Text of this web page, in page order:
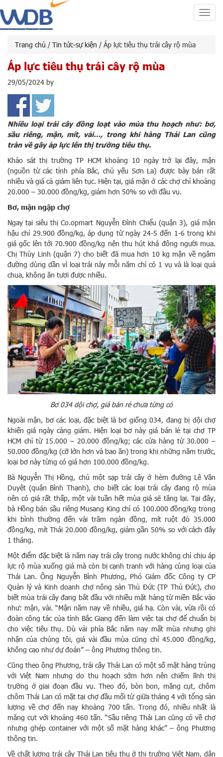
Trang chủ / Tin tức-sự kiện / Áp lực tiêu thụ trái cây rộ mùa
Áp lực tiêu thụ trái cây rộ mùa
29/05/2024 by
Nhiều loại trái cây đồng loạt vào mùa thu hoạch như: bơ,
sầu riêng, mận, mít, vải…, trong khi hàng Thái Lan cũng
tràn về gây áp lực lên thị trường tiêu thụ.
Khảo sát thị trường TP HCM khoảng 10 ngày trở lại đây, mận
(nguồn từ các tỉnh phía Bắc, chủ yếu Sơn La) được bày bán rất
nhiều và giá cả giảm liên tục. Hiện tại, giá mận ở các chợ chỉ khoảng
20.000 – 30.000 đồng/kg, giảm hơn 50% so với đầu vụ.
Bơ, mận ngập chợ
Ngay tại siêu thị Co.opmart Nguyễn Đình Chiểu (quận 3), giá mận
hậu chỉ 29.900 đồng/kg, áp dụng từ ngày 24-5 đến 1-6 trong khi
giá gốc lên tới 70.900 đồng/kg nên thu hút khá đông người mua.
Chị Thùy Linh (quận 7) cho biết đã mua hơn 10 kg mận về ngâm
đường dùng dần vì loại trái này mỗi năm chỉ có 1 vụ và là loại quả
chua, không ăn tươi được nhiều.
Bơ 034 dội chợ, giá bán rẻ chưa từng có
Ngoài mận, bơ các loại, đặc biệt là bơ giống 034, đang bị dội chợ
khiến giá ngày càng giảm. Hiện loại bơ này giá bán lẻ tại chợ TP
HCM chỉ từ 15.000 – 20.000 đồng/kg; các cửa hàng từ 30.000 –
50.000 đồng/kg (cỡ lớn hơn và bao ăn) trong khi những năm trước,
loại bơ này từng có giá hơn 100.000 đồng/kg.
Bà Nguyễn Thị Hồng, chủ một sạp trái cây ở hẻm đường Lê Văn
Duyệt (quận Bình Thạnh), cho biết các loại trái cây đang rộ mùa
nên có giá rất thấp, một vài tuần hết mùa giá sẽ tăng lại. Tại đây,
bà Hồng bán sầu riêng Musang King chỉ có 100.000 đồng/kg trong
khi bình thường đến vài trăm ngàn đồng, mít ruột đỏ 35.000
đồng/kg, mít Thái 20.000 đồng/kg, giảm gần 50% so với cách đây
1 tháng.
Một điểm đặc biệt là năm nay trái cây trong nước không chỉ chịu áp
lực rộ mùa xuống giá mà còn bị cạnh tranh với hàng cùng loại của
Thái Lan. Ông Nguyễn Bình Phương, Phó Giám đốc Công ty CP
Quản lý và Kinh doanh chợ nông sản Thủ Đức (TP Thủ Đức), cho
biết mùa trái cây đang bắt đầu với nhiều mặt hàng từ miền Bắc vào
như: mận, vải. “Mận năm nay về nhiều, giá hạ. Còn vải, vừa rồi có
đoàn công tác của tỉnh Bắc Giang đến làm việc tại chợ để chuẩn bị
cho việc tiêu thụ. Dù vải phía Bắc năm nay mất mùa nhưng ghi
nhận của chúng tôi, giá vải đầu mùa cũng chỉ 45.000 đồng/kg,
không cao như dự đoán” – ông Phương thông tin.
Cũng theo ông Phương, trái cây Thái Lan có một số mặt hàng trùng
với Việt Nam nhưng do thu hoạch sớm hơn nên chiếm lĩnh thị
trường ở giai đoạn đầu vụ. Theo đó, bòn bon, măng cụt, chôm
chôm Thái Lan có mặt tại chợ đầu mối từ giữa tháng 4 với tổng sản
lượng về chợ đến nay khoảng 700 tấn. Trong đó, nhiều nhất là
măng cụt với khoảng 460 tấn. “Sầu riêng Thái Lan cũng có về chợ
nhưng ghép container với một số mặt hàng khác” – ông Phương
thông tin.
Về chất lượng trái cây Thái Lan tiêu thụ ở thị trường Việt Nam, dân